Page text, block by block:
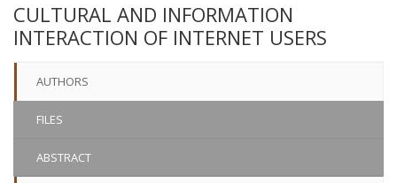
CULTURAL AND INFORMATION
INTERACTION OF INTERNET USERS
AUTHORS
FILES
ABSTRACT